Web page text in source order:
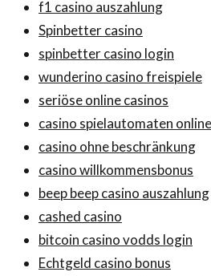
f1 casino auszahlung
Spinbetter casino
spinbetter casino login
wunderino casino freispiele
seriöse online casinos
casino spielautomaten online
casino ohne beschränkung
casino willkommensbonus
beep beep casino auszahlung
cashed casino
bitcoin casino vodds login
Echtgeld casino bonus